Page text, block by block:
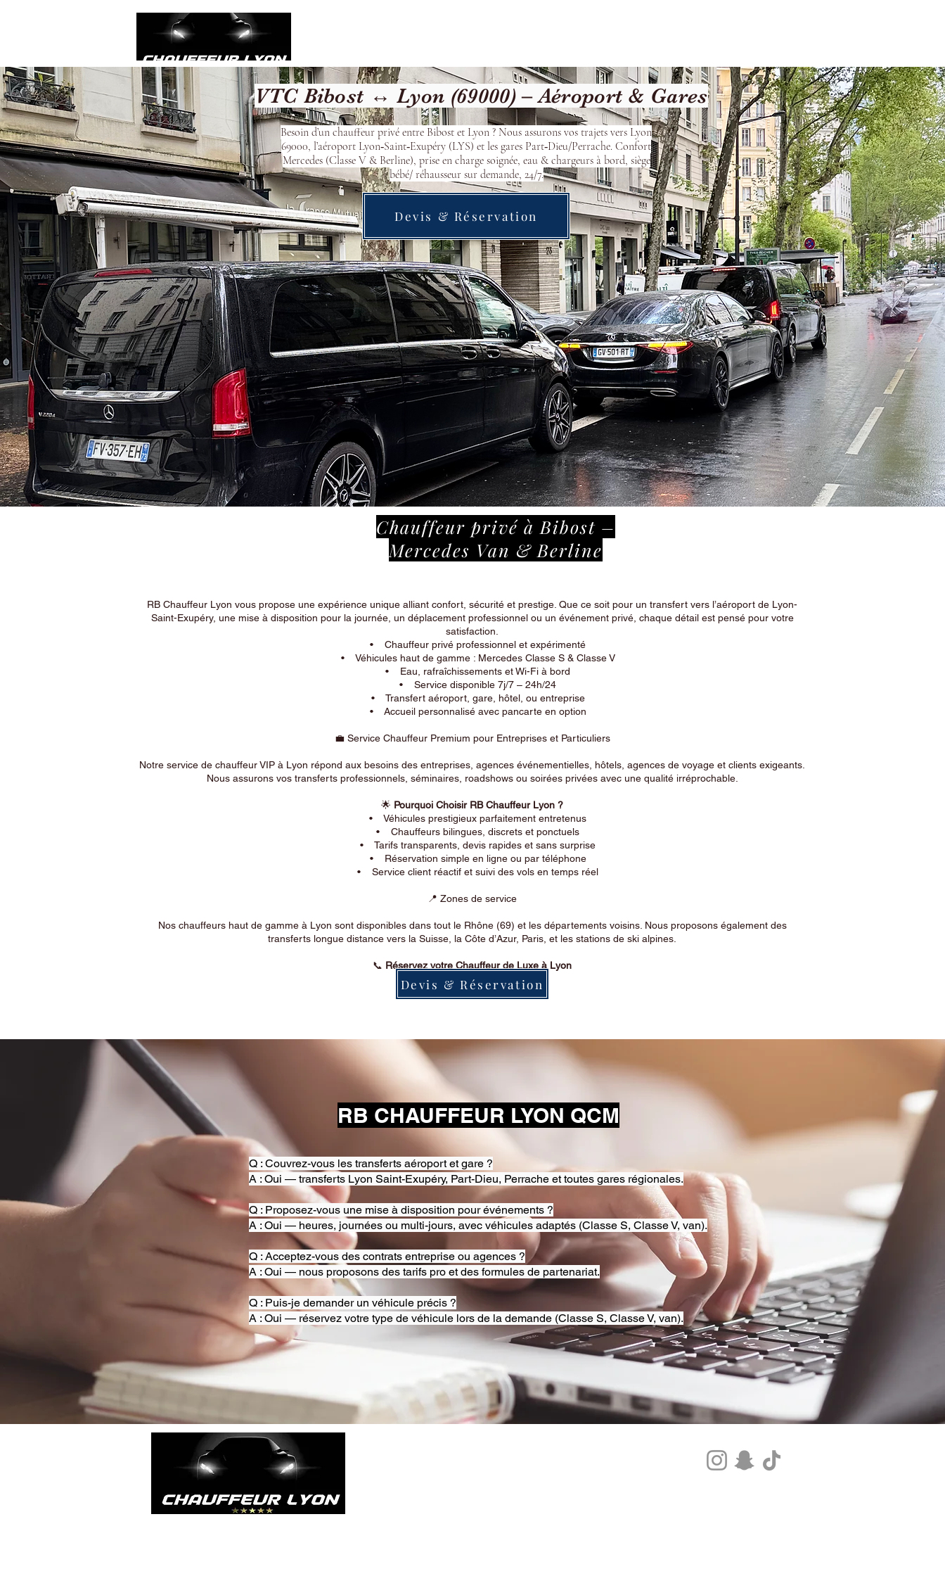
VTC Bibost ↔ Lyon (69000) – Aéroport & Gares
Besoin d’un chauffeur privé entre Bibost et Lyon ? Nous assurons vos trajets vers Lyon
69000, l’aéroport Lyon‑Saint‑Exupéry (LYS) et les gares Part‑Dieu/Perrache. Confort
Mercedes (Classe V & Berline), prise en charge soignée, eau & chargeurs à bord, siège
bébé/ réhausseur sur demande, 24/7.
Devis & Réservation
Chauffeur privé à Bibost –
Mercedes Van & Berline
RB Chauffeur Lyon vous propose une expérience unique alliant confort, sécurité et prestige. Que ce soit pour un transfert vers l’aéroport de Lyon-
Saint-Exupéry, une mise à disposition pour la journée, un déplacement professionnel ou un événement privé, chaque détail est pensé pour votre
satisfaction.
• Chauffeur privé professionnel et expérimenté
• Véhicules haut de gamme : Mercedes Classe S & Classe V
• Eau, rafraîchissements et Wi-Fi à bord
• Service disponible 7j/7 – 24h/24
• Transfert aéroport, gare, hôtel, ou entreprise
• Accueil personnalisé avec pancarte en option
💼 Service Chauffeur Premium pour Entreprises et Particuliers
Notre service de chauffeur VIP à Lyon répond aux besoins des entreprises, agences événementielles, hôtels, agences de voyage et clients exigeants.
Nous assurons vos transferts professionnels, séminaires, roadshows ou soirées privées avec une qualité irréprochable.
🌟 Pourquoi Choisir RB Chauffeur Lyon ?
• Véhicules prestigieux parfaitement entretenus
• Chauffeurs bilingues, discrets et ponctuels
• Tarifs transparents, devis rapides et sans surprise
• Réservation simple en ligne ou par téléphone
• Service client réactif et suivi des vols en temps réel
📍 Zones de service
Nos chauffeurs haut de gamme à Lyon sont disponibles dans tout le Rhône (69) et les départements voisins. Nous proposons également des
transferts longue distance vers la Suisse, la Côte d’Azur, Paris, et les stations de ski alpines.
📞 Réservez votre Chauffeur de Luxe à Lyon
Devis & Réservation
RB CHAUFFEUR LYON QCM
Q : Couvrez-vous les transferts aéroport et gare ?
A : Oui — transferts Lyon Saint-Exupéry, Part-Dieu, Perrache et toutes gares régionales.
Q : Proposez-vous une mise à disposition pour événements ?
A : Oui — heures, journées ou multi-jours, avec véhicules adaptés (Classe S, Classe V, van).
Q : Acceptez-vous des contrats entreprise ou agences ?
A : Oui — nous proposons des tarifs pro et des formules de partenariat.
Q : Puis-je demander un véhicule précis ?
A : Oui — réservez votre type de véhicule lors de la demande (Classe S, Classe V, van).